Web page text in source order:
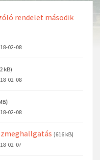
rendelet második
02-08
kB)
02-08
02-08
(616 kB)
02-07